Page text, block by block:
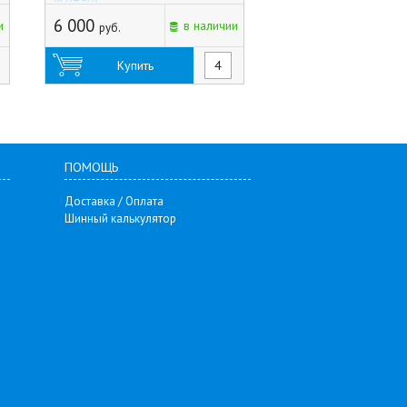
6 000 руб. в наличии
Купить
ПОМОЩЬ
Доставка / Оплата
Шинный калькулятор